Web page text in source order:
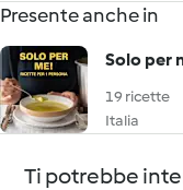
Presente anche in
Solo per
19 ricette
Italia
Ti potrebbe